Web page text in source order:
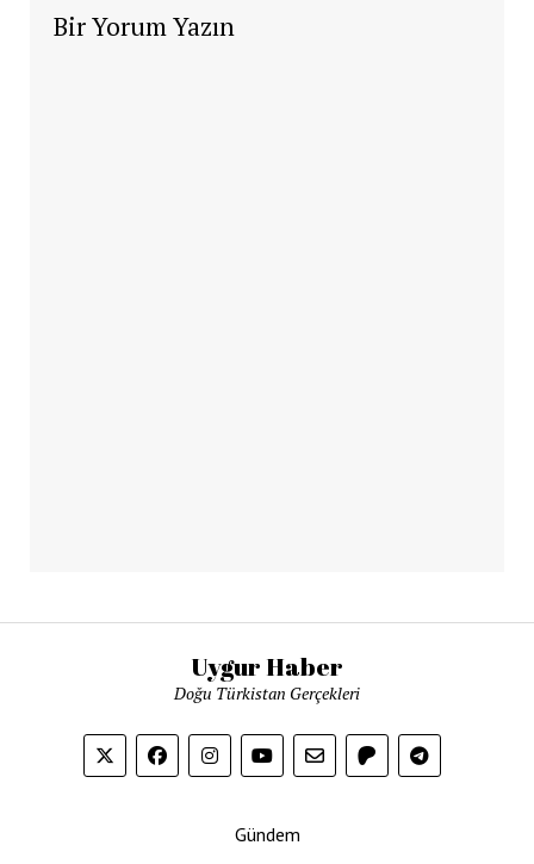
Bir Yorum Yazın
Uygur Haber
Doğu Türkistan Gerçekleri
Gündem